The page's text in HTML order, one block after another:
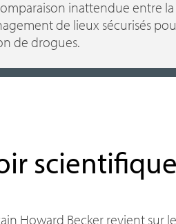
inattendue entre
de lieux sécurisés
de drogues.
scientifique
Howard Becker revient sur